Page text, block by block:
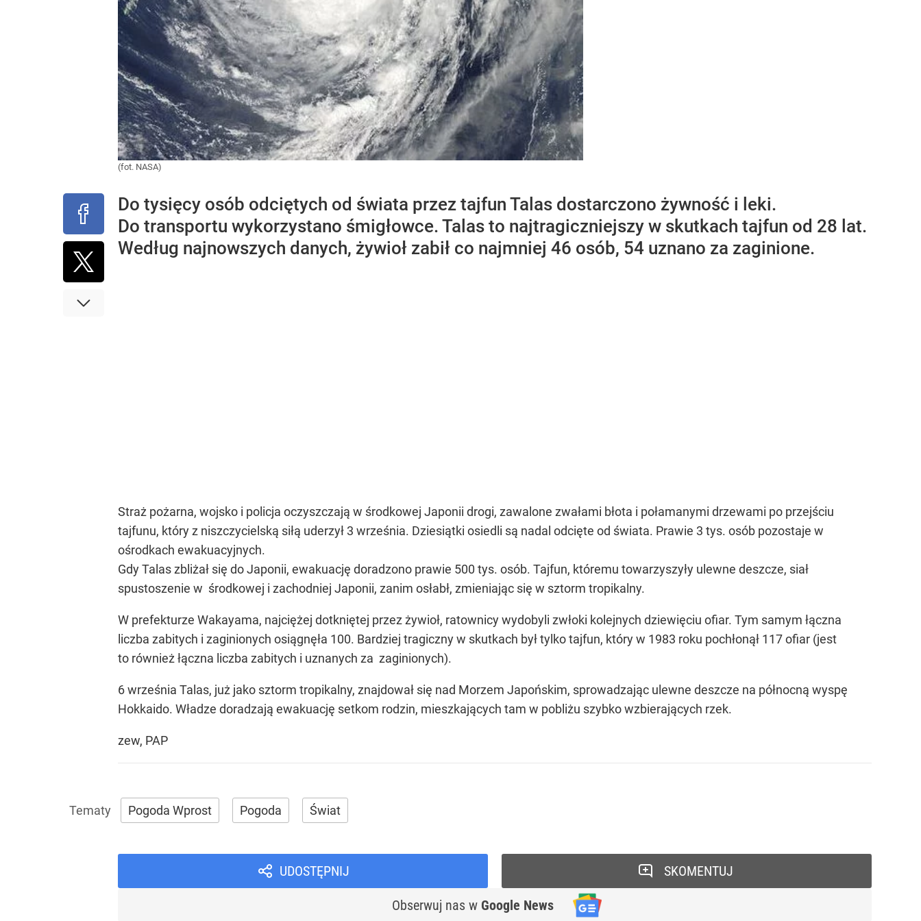
(fot. NASA)
Do tysięcy osób odciętych od świata przez tajfun Talas dostarczono żywność i leki.
Do transportu wykorzystano śmigłowce. Talas to najtragiczniejszy w skutkach tajfun od 28 lat.
Według najnowszych danych, żywioł zabił co najmniej 46 osób, 54 uznano za zaginione.
Straż pożarna, wojsko i policja oczyszczają w środkowej Japonii drogi, zawalone zwałami błota i połamanymi drzewami po przejściu
tajfunu, który z niszczycielską siłą uderzył 3 września. Dziesiątki osiedli są nadal odcięte od świata. Prawie 3 tys. osób pozostaje w
ośrodkach ewakuacyjnych.
Gdy Talas zbliżał się do Japonii, ewakuację doradzono prawie 500 tys. osób. Tajfun, któremu towarzyszyły ulewne deszcze, siał
spustoszenie w środkowej i zachodniej Japonii, zanim osłabł, zmieniając się w sztorm tropikalny.
W prefekturze Wakayama, najciężej dotkniętej przez żywioł, ratownicy wydobyli zwłoki kolejnych dziewięciu ofiar. Tym samym łączna
liczba zabitych i zaginionych osiągnęła 100. Bardziej tragiczny w skutkach był tylko tajfun, który w 1983 roku pochłonął 117 ofiar (jest
to również łączna liczba zabitych i uznanych za zaginionych).
6 września Talas, już jako sztorm tropikalny, znajdował się nad Morzem Japońskim, sprowadzając ulewne deszcze na północną wyspę
Hokkaido. Władze doradzają ewakuację setkom rodzin, mieszkających tam w pobliżu szybko wzbierających rzek.
zew, PAP
Pogoda Wprost Pogoda Świat
UDOSTĘPNIJ
Obserwuj nas w Google News
SKOMENTUJ